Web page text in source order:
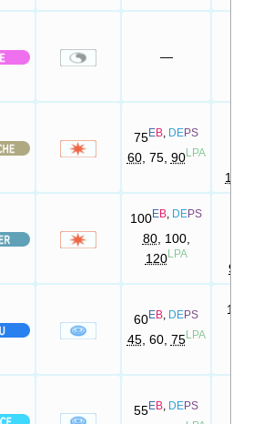
—
75EB DEPS
60, 75, 90 LPA
100
100EB DEPS
80, 100,
120 LPA
90
60EB DEPS
45, 60, 75 LPA
100
55EB DEPS